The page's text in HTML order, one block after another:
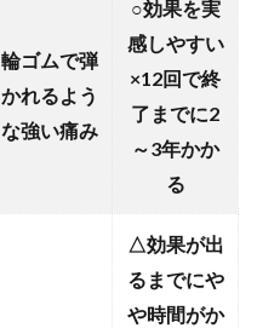
輪ゴムで弾
かれるよう
な強い痛み
○効果を実
感しやすい
×12回で終
了までに2
～3年かか
る
△効果が出
るまでにや
や時間がか